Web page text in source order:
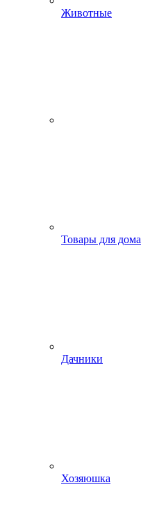
Животные
Товары для дома
Дачники
Хозяюшка